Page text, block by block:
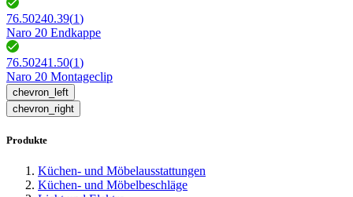
76.50240.39(1)
Naro 20 Endkappe
76.50241.50(1)
Naro 20 Montageclip
chevron_left
chevron_right
Produkte
Küchen- und Möbelausstattungen
Küchen- und Möbelbeschläge